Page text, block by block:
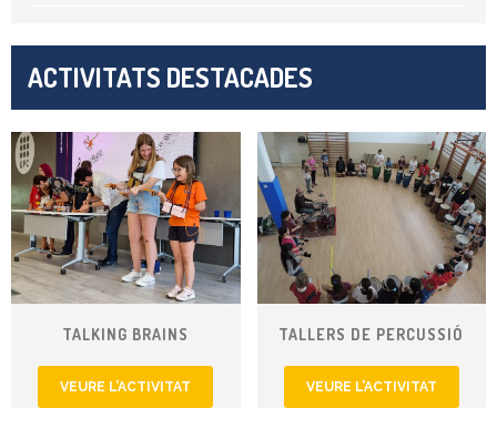
ACTIVITATS DESTACADES
TALKING BRAINS
VEURE L’ACTIVITAT
TALLERS DE PERCUSSIÓ
VEURE L’ACTIVITAT